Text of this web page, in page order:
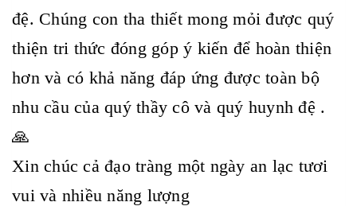
đệ. Chúng con tha thiết mong mỏi được quý
thiện tri thức đóng góp ý kiến để hoàn thiện
hơn và có khả năng đáp ứng được toàn bộ
nhu cầu của quý thầy cô và quý huynh đệ .
🙏
Xin chúc cả đạo tràng một ngày an lạc tươi
vui và nhiều năng lượng